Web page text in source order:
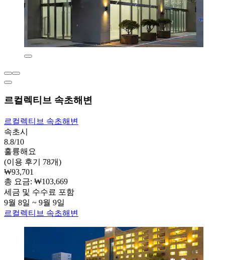
르컬렉티브 속초해변
르컬렉티브 속초해변
속초시
8.8/10
훌륭해요
(이용 후기 78개)
₩93,701
총 요금: ₩103,669
세금 및 수수료 포함
9월 8일 ~ 9월 9일
르컬렉티브 속초해변